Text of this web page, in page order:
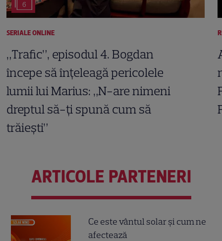
6
SERIALE ONLINE
„Trafic”, episodul 4. Bogdan
începe să înțeleagă pericolele
lumii lui Marius: „N-are nimeni
dreptul să-ți spună cum să
trăiești”
ARTICOLE PARTENERI
Ce este vântul solar și cum ne
afectează